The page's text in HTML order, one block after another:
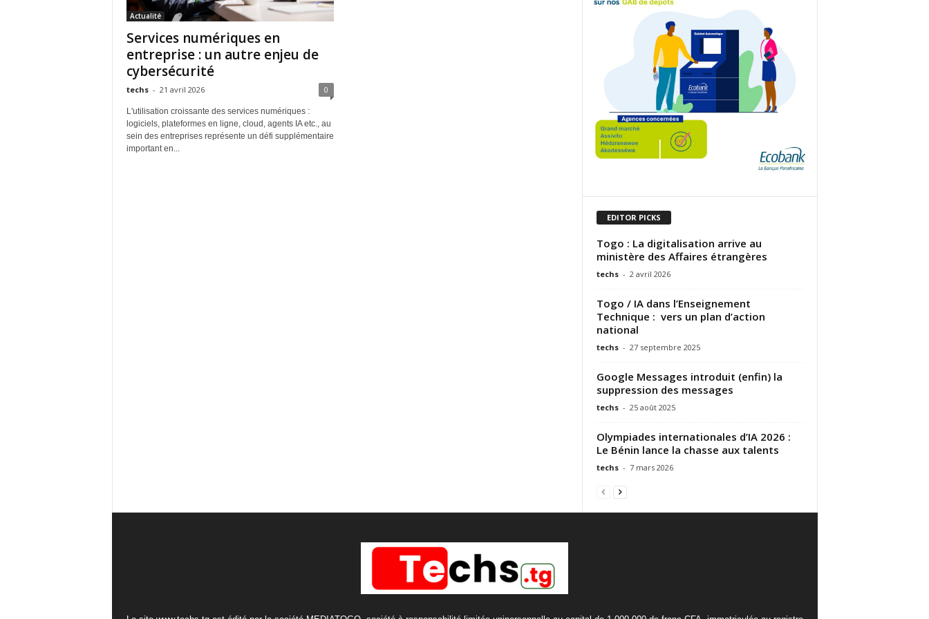
Actualité
Services numériques en
entreprise : un autre enjeu de
cybersécurité
techs - 21 avril 2026 0
L'utilisation croissante des services numériques :
logiciels, plateformes en ligne, cloud, agents IA etc., au
sein des entreprises représente un défi supplémentaire
important en...
EDITOR PICKS
Togo : La digitalisation arrive au
ministère des Affaires étrangères
techs - 2 avril 2026
Togo / IA dans l’Enseignement
Technique : vers un plan d’action
national
techs - 27 septembre 2025
Google Messages introduit (enfin) la
suppression des messages
techs - 25 août 2025
Olympiades internationales d’IA 2026 :
Le Bénin lance la chasse aux talents
techs - 7 mars 2026